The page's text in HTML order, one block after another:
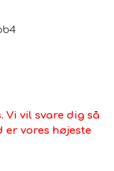
Vi vil svare dig så
vores højeste